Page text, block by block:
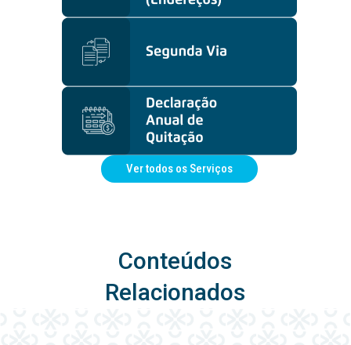
Ver todos os Serviços
Conteúdos
Relacionados